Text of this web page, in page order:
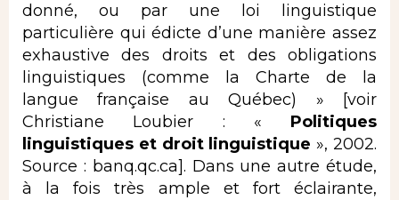
donné, ou par une loi linguistique
particulière qui édicte d’une manière assez
exhaustive des droits et des obligations
linguistiques (comme la Charte de la
langue française au Québec) » [voir
Christiane Loubier : « Politiques
linguistiques et droit linguistique », 2002.
Source : banq.qc.ca]. Dans une autre étude,
à la fois très ample et fort éclairante,